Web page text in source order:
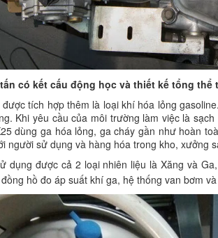
tấn có kết cấu động học và thiết kế tổng
tích hợp thêm là loại khí hóa lỏng
Khi yêu cầu của môi trường làm việc là
dùng ga hóa lỏng, ga cháy gần như hoàn
người sử dụng và hàng hóa trong kho, xưởng
dụng được cả 2 loại nhiên liệu là Xăng và
hồ đo áp suất khí ga, hệ thống van bơm